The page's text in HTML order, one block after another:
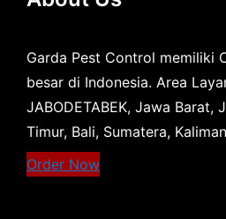
Garda Pest Control memiliki
besar di Indonesia. Area
JABODETABEK, Jawa Barat,
Timur, Bali, Sumatera,
Order Now